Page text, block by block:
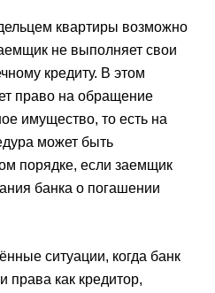
квартиры возможно
не выполняет свои
кредиту. В этом
право на обращение
имущество, то есть на
может быть
порядке, если заемщик
банка о погашении
ситуации, когда банк
права как кредитор,